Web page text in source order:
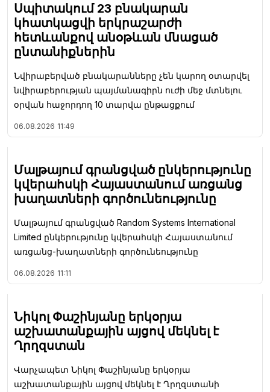
Սպիտակում 23 բնակարան
կհատկացվի երկրաշարժի
հետևանքով անօթևան մնացած
ընտանիքներին
Նվիրաբերված բնակարանները չեն կարող օտարվել
նվիրաբերության պայմանագիրն ուժի մեջ մտնելու
օրվան հաջորդող 10 տարվա ընթացքում
06.08.2026 11:49
Մալթայում գրանցված ընկերությունը
կվերահսկի Հայաստանում առցանց
խաղատների գործունեությունը
Մալթայում գրանցված Random Systems International
Limited ընկերությունը կվերահսկի Հայաստանում
առցանց-խաղատների գործունեությունը
06.08.2026 11:11
Նիկոլ Փաշինյանը երկօրյա
աշխատանքային այցով մեկնել է
Ղրղզստան
Վարչապետ Նիկոլ Փաշինյանը երկօրյա
աշխատանքային այցով մեկնել է Ղրղզստանի